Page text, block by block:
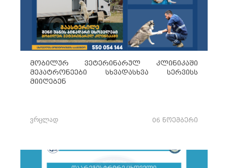
მობილურ ვეტერინარულ კლინიკაში
მეპატრონეები სხვადასხვა სერვისს
მიიღებენ
06 ნოემბერი
ვრცლად